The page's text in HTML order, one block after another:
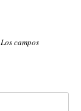
Los campos